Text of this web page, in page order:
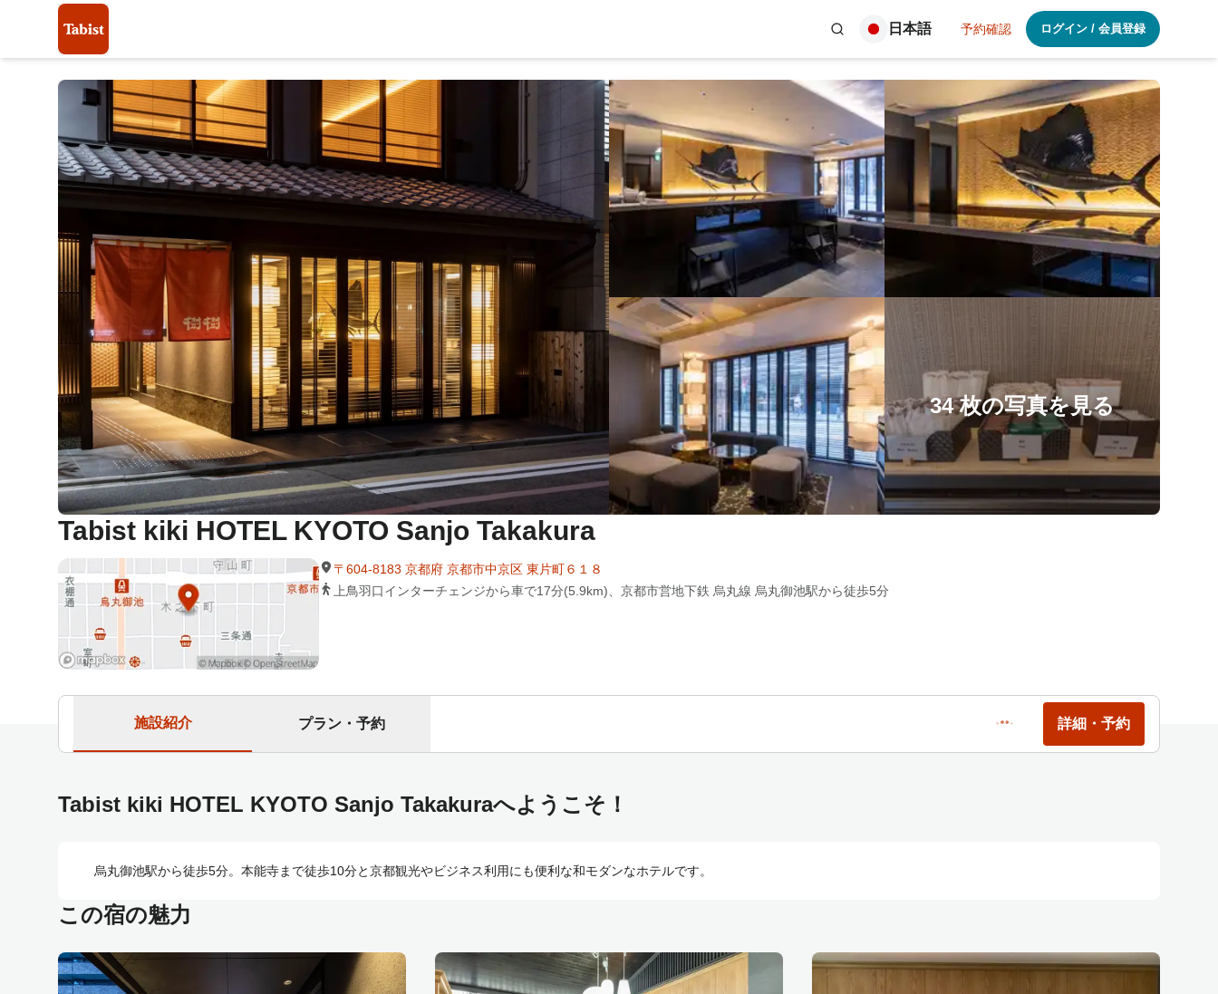
日本語 予約確認 ログイン / 会員登録
34枚の写真を見る
Tabist kiki HOTEL KYOTO Sanjo Takakura
〒604-8183 京都府 京都市中京区 東片町６１８
上鳥羽口インターチェンジから車で17分(5.9km)、京都市営地下鉄 烏丸線 烏丸御池駅から徒歩5分
施設紹介 プラン・予約 詳細・予約
Tabist kiki HOTEL KYOTO Sanjo Takakuraへようこそ！
烏丸御池駅から徒歩5分。本能寺まで徒歩10分と京都観光やビジネス利用にも便利な和モダンなホテルです。
この宿の魅力